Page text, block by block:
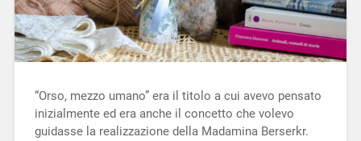
“Orso, mezzo umano” era il titolo a cui avevo pensato
inizialmente ed era anche il concetto che volevo
guidasse la realizzazione della Madamina Berserkr.